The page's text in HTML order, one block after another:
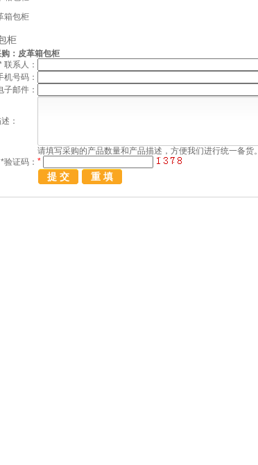
箱包柜
柜
：皮革箱包柜
联系人：
机号码：
子邮件：
：
请填写采购的产品数量和产品描述，方便我们进行统一备货。
*验证码： *